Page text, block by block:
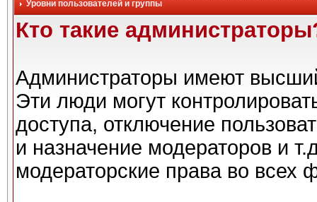
Уровни пользователей и группы
Кто такие
Администраторы имеют
Эти люди могут
доступа, отключение
и назначение модераторов и
модераторские права во всех